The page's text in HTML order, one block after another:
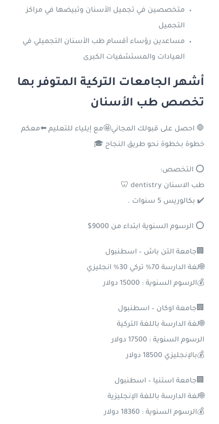
متخصصين في تجميل الأسنان وتبيضها في مراكز
التجميل
مساعدين رؤساء أقسام طب الأسنان التجميلي في
العيادات والمستشفيات الكبرى
أشهر الجامعات التركية المتوفر بها
تخصص طب الأسنان
🛑 احصل على قبولك المجاني🤩مع إيلياء للتعليم ⬅️معكم
خطوة بخطوة نحو طريق النجاح 🎓
⭕ التخصص:
طب الاسنان dentistry 🦷
✔️ بكالوريس 5 سنوات .
⭕ الرسوم السنوية ابتداء من 9000$
🏢جامعة التن باش – اسطنبول
🌐لغة الدارسة 70% تركي 30% انجليزي
💰الرسوم السنوية : 15000 دولار
🏢جامعة اوكان – اسطنبول
🌐لغة الدارسة باللغة التركية
الرسوم السنوية : 17500 دولار
💰بالإنجليزي 18500 دولار
🏢جامعة استنيا – اسطنبول
🌐لغة الدارسة باللغة الإنجليزية
💰الرسوم السنوية : 18360 دولار